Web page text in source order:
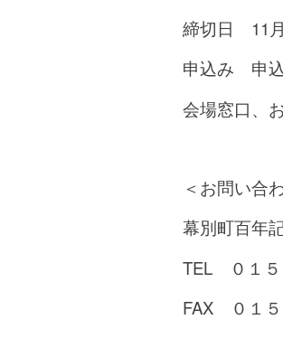
締切日 11月
申込み 申込
会場窓口、
＜お問い合
幕別町百年
TEL ０１５
FAX ０１５